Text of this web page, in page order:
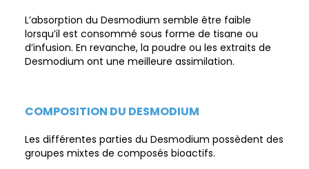
L’absorption du Desmodium semble être faible
lorsqu’il est consommé sous forme de tisane ou
d’infusion. En revanche, la poudre ou les extraits de
Desmodium ont une meilleure assimilation.
COMPOSITION DU DESMODIUM
Les différentes parties du Desmodium possèdent des
groupes mixtes de composés bioactifs.